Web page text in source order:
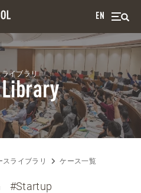
EN
ライブラリ
スライブラリ ケース一覧
#Startup